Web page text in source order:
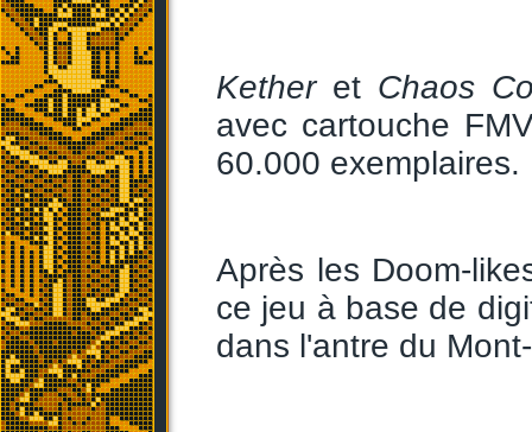
Ketheret Chaos
avec cartouche
60.000
Après les Doom-
ce jeu à base de
dans l'antre du